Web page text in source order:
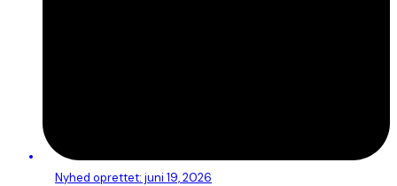
Nyhed oprettet: juni 19, 2026